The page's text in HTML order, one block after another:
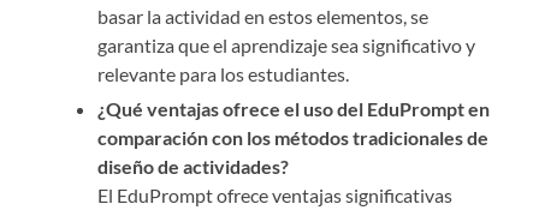
basar la actividad en estos elementos, se
garantiza que el aprendizaje sea significativo y
relevante para los estudiantes.
¿Qué ventajas ofrece el uso del EduPrompt en
comparación con los métodos tradicionales de
diseño de actividades?
El EduPrompt ofrece ventajas significativas